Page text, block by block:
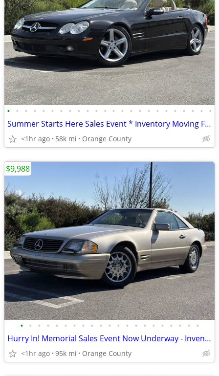
• • • • • • • • • • • • • • • • • • • • • • • •
Summer Starts Here Sales Event * Inventory Moving Fast! 2005 Merced
<1hr ago 58k mi Orange County
• • • • • • • • • • • • • • • • • • • • •
Hurry In! Memorial Sales Event Now Underway - Inventory Moving Fast!
<1hr ago 95k mi Orange County
$9,988